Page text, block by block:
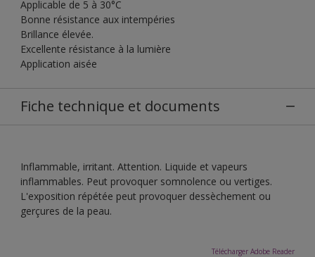
Applicable de 5 à 30°C
Bonne résistance aux intempéries
Brillance élevée.
Excellente résistance à la lumière
Application aisée
Fiche technique et documents
Inflammable, irritant. Attention. Liquide et vapeurs
inflammables. Peut provoquer somnolence ou vertiges.
L'exposition répétée peut provoquer dessèchement ou
gerçures de la peau.
Télécharger Adobe Reader